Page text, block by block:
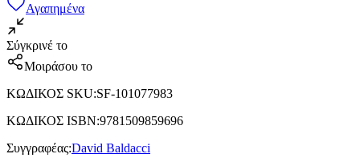
Αγαπημένα
Σύγκρινέ το
Μοιράσου το
ΚΩΔΙΚΟΣ SKU:SF-101077983
ΚΩΔΙΚΟΣ ISBN:9781509859696
Συγγραφέας:David Baldacci